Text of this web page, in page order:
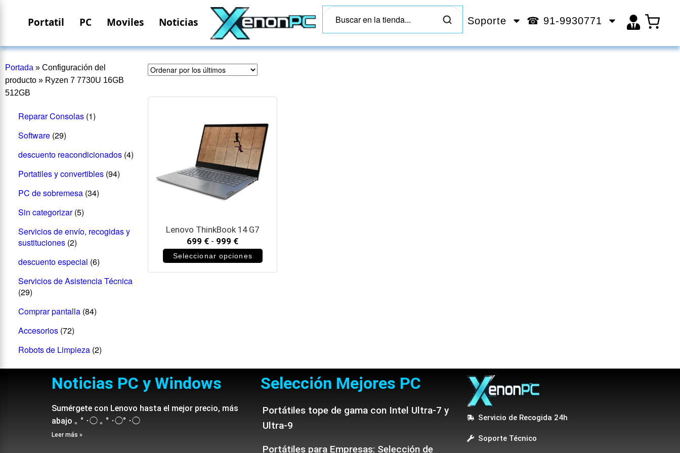
Portatil PC Moviles Noticias Soporte ☎ 91-9930771
Portada » Configuración del
producto » Ryzen 7 7730U 16GB
512GB
Reparar Consolas (1)
Software (29)
descuento reacondicionados (4)
Portatiles y convertibles (94)
PC de sobremesa (34)
Sin categorizar (5)
Servicios de envío, recogidas y
sustituciones (2)
descuento especial (6)
Servicios de Asistencia Técnica
(29)
Comprar pantalla (84)
Accesorios (72)
Robots de Limpieza (2)
Lenovo ThinkBook 14 G7
699 € - 999 €
Seleccionar opciones
Noticias PC y Windows
Sumérgete con Lenovo hasta el mejor precio, más
abajo ｡ ° ･◯ ｡ ° ･◯° ･◯
Leer más »
Selección Mejores PC
Portátiles tope de gama con Intel Ultra-7 y
Ultra-9
Portátiles para Empresas: Selección de
Servicio de Recogida 24h
Soporte Técnico